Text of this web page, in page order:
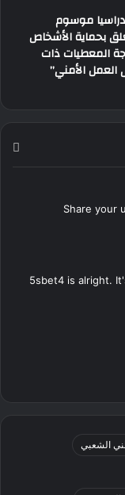
موسوم
بحماية الأشخاص
المعطيات ذات
العمل الأمني”
Share your
5sbet4 is alright.
الشعبي